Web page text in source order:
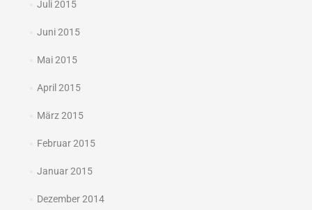
Juli 2015
Juni 2015
Mai 2015
April 2015
März 2015
Februar 2015
Januar 2015
Dezember 2014